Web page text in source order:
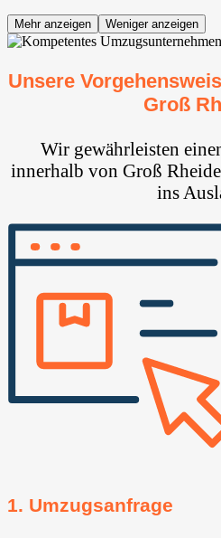
Mehr anzeigen Weniger anzeigen
Unsere
Groß
Wir gewährleisten
innerhalb von Groß
ins
1. Umzugsanfrage